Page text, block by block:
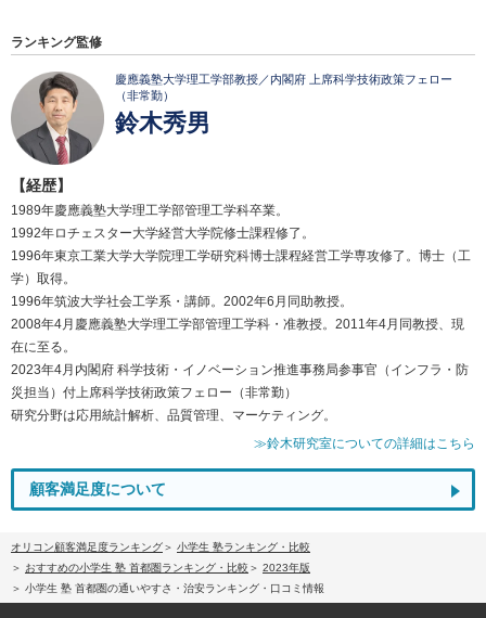
ランキング監修
慶應義塾大学理工学部教授／内閣府 上席科学技術政策フェロー
（非常勤）
鈴木秀男
【経歴】
1989年慶應義塾大学理工学部管理工学科卒業。
1992年ロチェスター大学経営大学院修士課程修了。
1996年東京工業大学大学院理工学研究科博士課程経営工学専攻修了。博士（工
学）取得。
1996年筑波大学社会工学系・講師。2002年6月同助教授。
2008年4月慶應義塾大学理工学部管理工学科・准教授。2011年4月同教授、現
在に至る。
2023年4月内閣府 科学技術・イノベーション推進事務局参事官（インフラ・防
災担当）付上席科学技術政策フェロー（非常勤）
研究分野は応用統計解析、品質管理、マーケティング。
≫鈴木研究室についての詳細はこちら
顧客満足度について
オリコン顧客満足度ランキング
小学生 塾ランキング・比較
おすすめの小学生 塾 首都圏ランキング・比較
2023年版
小学生 塾 首都圏の通いやすさ・治安ランキング・口コミ情報